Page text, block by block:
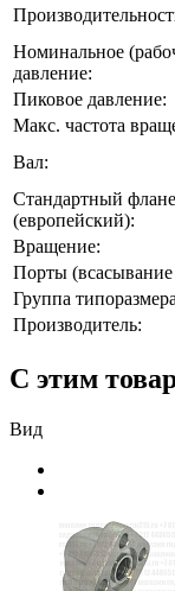
Номинальное
давление:
Пиковое давление:
Макс. частота
Вал:
Стандартный
(европейский):
Вращение:
Порты
Группа
Производитель:
С этим
Вид